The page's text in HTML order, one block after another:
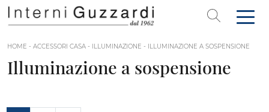
HOME - ACCESSORI CASA - ILLUMINAZIONE - ILLUMINAZIONE A SOSPENSIONE
Illuminazione a sospensione